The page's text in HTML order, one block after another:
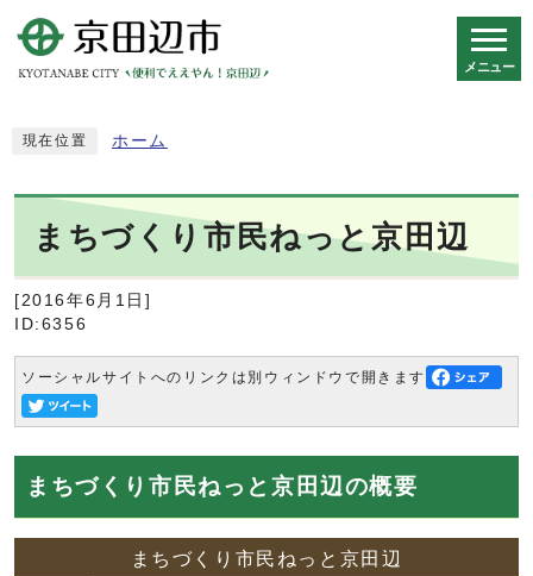
メニュー
現在位置 ホーム
まちづくり市民ねっと京田辺
[2016年6月1日]
ID:6356
ソーシャルサイトへのリンクは別ウィンドウで開きます
まちづくり市民ねっと京田辺の概要
まちづくり市民ねっと京田辺